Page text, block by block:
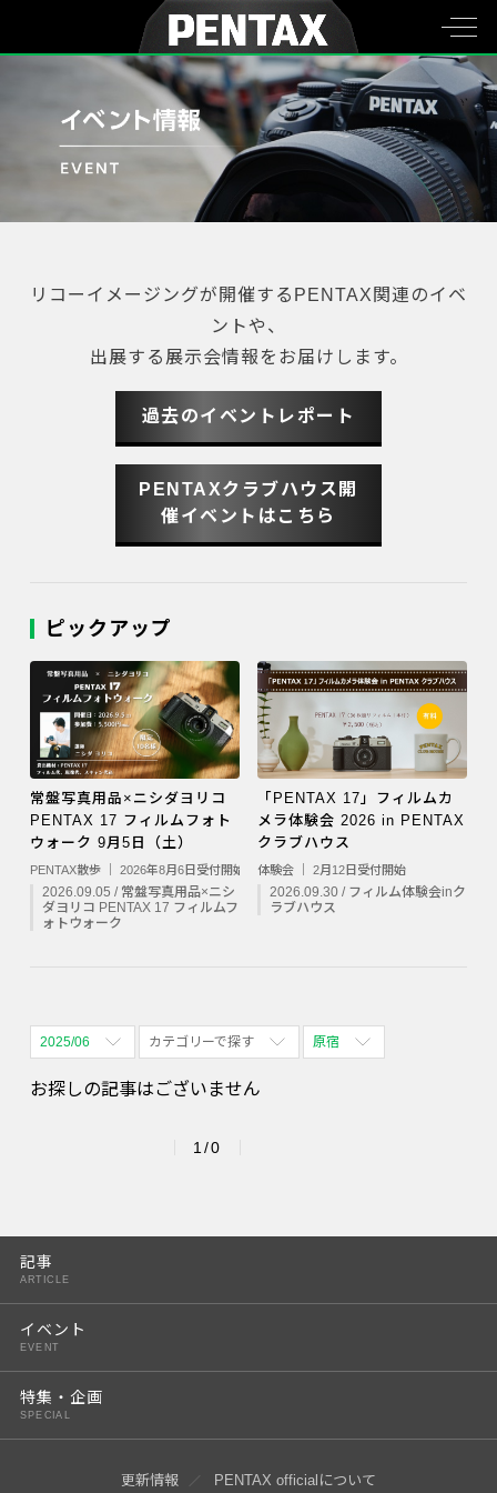
リコーイメージングが開催するPENTAX関連のイベ
ントや、
出展する展示会情報をお届けします。
過去のイベントレポート
PENTAXクラブハウス開
催イベントはこちら
ピックアップ
常盤写真用品×ニシダヨリコ
PENTAX 17 フィルムフォト
ウォーク 9月5日（土）
PENTAX散歩 ｜ 2026年8月6日受付開始
2026.09.05 / 常盤写真用品×ニシ
ダヨリコ PENTAX 17 フィルムフ
ォトウォーク
「PENTAX 17」フィルムカ
メラ体験会 2026 in PENTAX
クラブハウス
体験会 ｜ 2月12日受付開始
2026.09.30 / フィルム体験会inク
ラブハウス
2025/06
全期間
2026/11
2027/01
2027/03
カテゴリーで探す
全て表示
原宿
お探しの記事はございません
1/0
記事
ARTICLE
イベント
EVENT
特集・企画
SPECIAL
更新情報 PENTAX officialについて